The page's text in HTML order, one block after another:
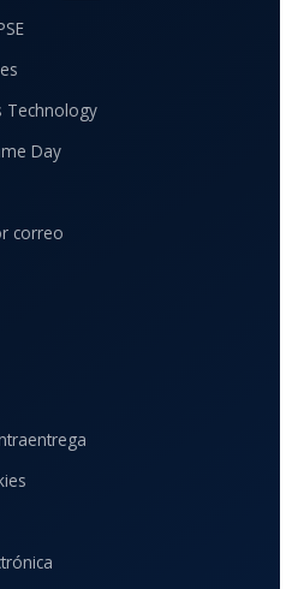
Technology
Day
correo